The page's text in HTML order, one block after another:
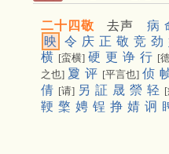
二十四敬 去声 病
映
令 庆 正 敬 竞 劲
横 [蛮横] 硬 更 诤 行 [
之也] 夐 评 [平言也] 侦
倩 [请] 另 証 晟 禜 轻
鞕 檠 娉 锃 挣 婧 诇